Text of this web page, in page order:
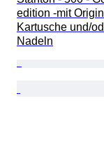
edition -mit
Kartusche und/
Nadeln